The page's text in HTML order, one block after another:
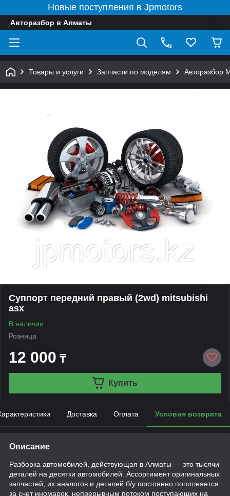
Новые поступления в Jpmotors
Авторазбор в Алматы
Товары и услуги Запчасти по моделям Авторазбор
Суппорт передний правый (2wd) mitsubishi
asx
В наличии
Розница
12 000 ₸
Купить
Доставка Оплата Условия возврата
Описание
Разборка автомобилей, действующая в Алматы — это тысячи
деталей на десятки автомобилей. Ассортимент оригинальных
запчастей, их аналогов и деталей б/у постоянно пополняется
за счет иномарок, непрерывным потоком поступающих на